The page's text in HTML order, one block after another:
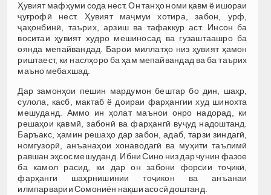
Ҳувият мафҳуми сода нест. Он танҳо номи қавм ё ишораи
ҷуғрофӣ нест. Ҳувият маҷмуи хотира, забон, урф,
ҷаҳонбинӣ, таърих, арзиш ва тафаккур аст. Инсон ба
воситаи ҳувият худро мешиносад ва гузаштаашро ба
оянда мепайвандад. Барои миллатҳо низ ҳувият ҳамон
риштаест, ки наслҳоро ба ҳам мепайвандад ва ба таърих
маъно мебахшад.
Дар замонҳои пешин мардумон бештар бо дин, шаҳр,
сулола, касб, мактаб ё доираи фарҳангии худ шинохта
мешуданд. Аммо ин ҳолат маънои онро надорад, ки
решаҳои қавмӣ, забонӣ ва фарҳангӣ вуҷуд надоштанд.
Баръакс, ҳамин решаҳо дар забон, адаб, тарзи зиндагӣ,
номгузорӣ, анъанаҳои хонаводагӣ ва муҳити таълимӣ
равшан эҳсос мешуданд. Ибни Сино низ дар чунин фазое
ба камол расид, ки дар он забони форсии тоҷикӣ,
фарҳанги шаҳрнишинии тоҷикон ва анъанаи
илмпарварии Сомониён нақши асосӣ доштанд.